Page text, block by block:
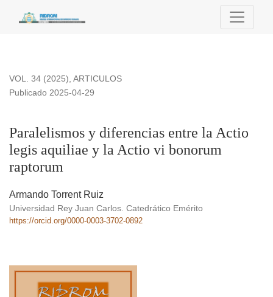
Paralelismos y diferencias entre la Actio legis aquiliae y la
VOL. 34 (2025), ARTICULOS
Paralelismos y diferencias entre la Actio
legis aquiliae y la Actio vi bonorum
raptorum
Publicado 2025-04-29
Armando Torrent Ruiz
Universidad Rey Juan Carlos. Catedrático Emérito
https://orcid.org/0000-0003-3702-0892